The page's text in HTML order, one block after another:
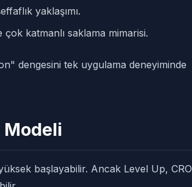
yaklaşımı.
katmanlı saklama mimarisi.
dengesini tek uygulama deneyiminde
Modeli
başlayabilir. Ancak Level Up, CRO